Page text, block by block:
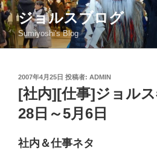
コ
ン
テ
ン
ジョルスブログ
Sumiyoshi's Blog
投
稿
日:
2007年4月25日 投稿者: ADMIN
[社内][仕事]ジョルス
28日～5月6日
社内＆仕事ネタ